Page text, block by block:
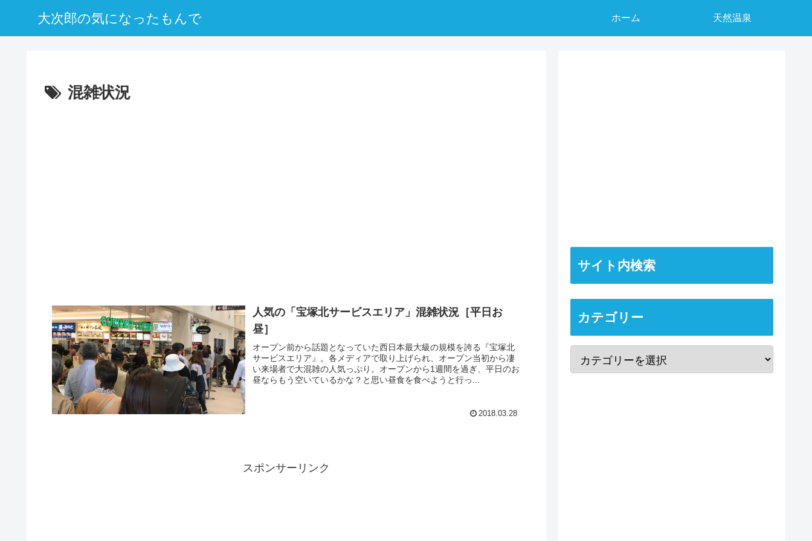
大次郎の気になったもんで ホーム 天然温泉
混雑状況
人気の「宝塚北サービスエリア」混雑状況［平日お
昼］
オープン前から話題となっていた西日本最大級の規模を誇る『宝塚北
サービスエリア』。各メディアで取り上げられ、オープン当初から凄
い来場者で大混雑の人気っぷり。オープンから1週間を過ぎ、平日のお
昼ならもう空いているかな？と思い昼食を食べようと行っ...
2018.03.28
スポンサーリンク
サイト内検索
カテゴリー